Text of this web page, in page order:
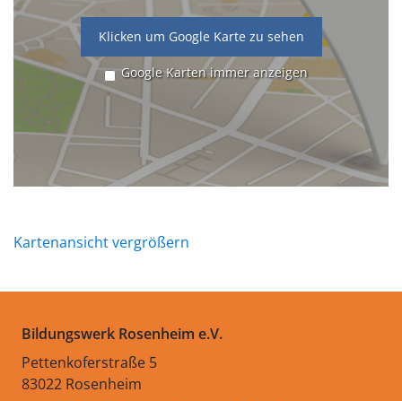
Klicken um Google Karte zu sehen
Google Karten immer anzeigen
Kartenansicht vergrößern
Bildungswerk Rosenheim e.V.
Pettenkoferstraße 5
83022 Rosenheim